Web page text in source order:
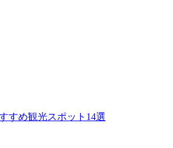
すめ観光スポット14選